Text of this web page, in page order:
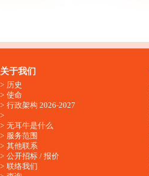
关于我们
历史
使命
行政架构 2026-2027
无耳牛是什么
服务范围
其他联系
公开招标 / 报价
联络我们